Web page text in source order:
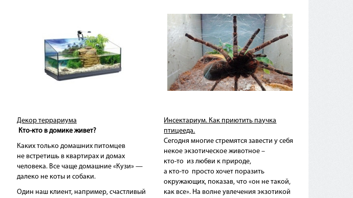
Декор террариума
Кто-кто в домике живет?
Каких только домашних питомцев
не встретишь в квартирах и домах
человека. Все чаще домашние «Кузи» —
далеко не коты и собаки.
Один наш клиент, например, счастливый
Инсектариум. Как приютить паучка
птицееда.
Сегодня многие стремятся завести у себя
некое экзотическое животное –
кто-то из любви к природе,
а кто-то просто хочет поразить
окружающих, показав, что «он не такой,
как все». На волне увлечения экзотикой